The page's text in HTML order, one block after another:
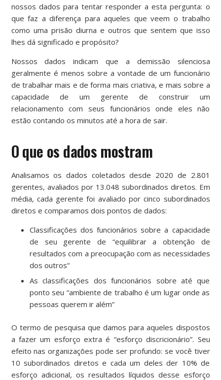
nossos dados para tentar responder a esta pergunta: o
que faz a diferença para aqueles que veem o trabalho
como uma prisão diurna e outros que sentem que isso
lhes dá significado e propósito?
Nossos dados indicam que a demissão silenciosa
geralmente é menos sobre a vontade de um funcionário
de trabalhar mais e de forma mais criativa, e mais sobre a
capacidade de um gerente de construir um
relacionamento com seus funcionários onde eles não
estão contando os minutos até a hora de sair.
O que os dados mostram
Analisamos os dados coletados desde 2020 de 2.801
gerentes, avaliados por 13.048 subordinados diretos. Em
média, cada gerente foi avaliado por cinco subordinados
diretos e comparamos dois pontos de dados:
Classificações dos funcionários sobre a capacidade
de seu gerente de “equilibrar a obtenção de
resultados com a preocupação com as necessidades
dos outros”
As classificações dos funcionários sobre até que
ponto seu “ambiente de trabalho é um lugar onde as
pessoas querem ir além”
O termo de pesquisa que damos para aqueles dispostos
a fazer um esforço extra é “esforço discricionário”. Seu
efeito nas organizações pode ser profundo: se você tiver
10 subordinados diretos e cada um deles der 10% de
esforço adicional, os resultados líquidos desse esforço